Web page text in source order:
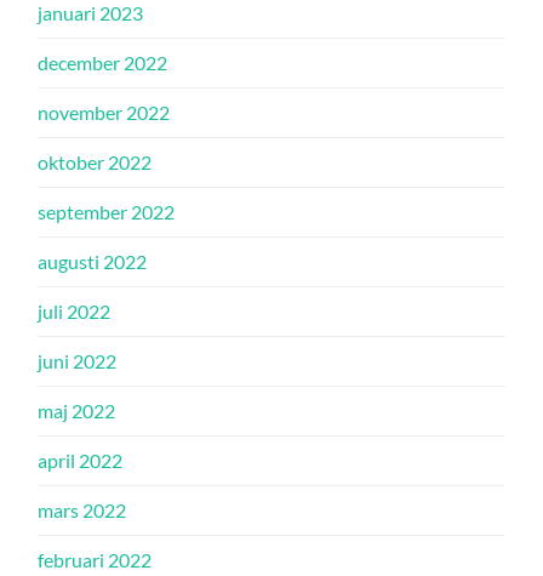
januari 2023
december 2022
november 2022
oktober 2022
september 2022
augusti 2022
juli 2022
juni 2022
maj 2022
april 2022
mars 2022
februari 2022